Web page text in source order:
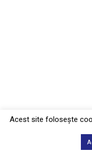
Acest site foloseşte